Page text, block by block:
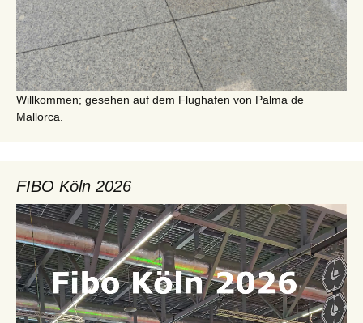
Willkommen; gesehen auf dem Flughafen von Palma de
Mallorca.
FIBO Köln 2026
Video-
Player